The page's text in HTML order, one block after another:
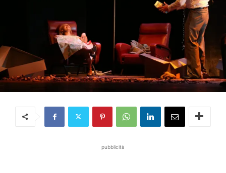
pubblicità